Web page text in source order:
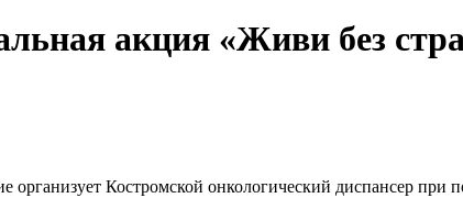
акция «Живи без
Костромской онкологический диспансер при